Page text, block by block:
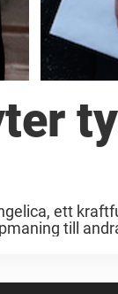
ett
till